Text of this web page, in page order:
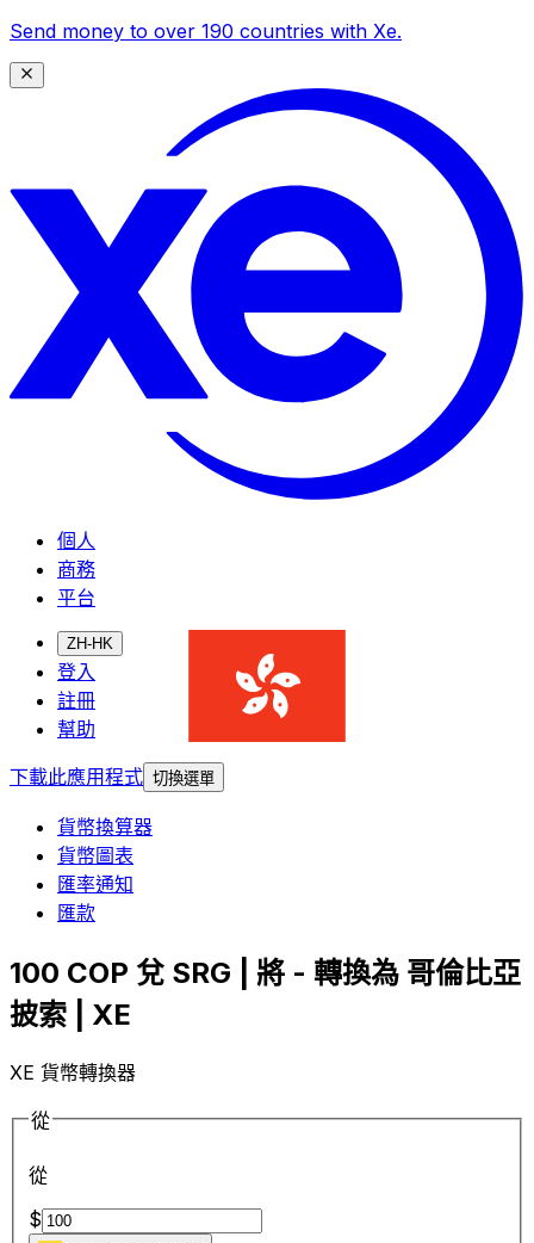
Send money to over 190 countries with Xe.
個人
商務
平台
ZH-HK
登入
註冊
幫助
下載此應用程式 切換選單
貨幣換算器
貨幣圖表
匯率通知
匯款
100 COP 兌 SRG | 將 - 轉換為 哥倫比亞
披索 | XE
XE 貨幣轉換器
從
從
$